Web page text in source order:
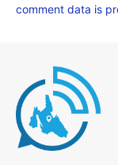
comment data is